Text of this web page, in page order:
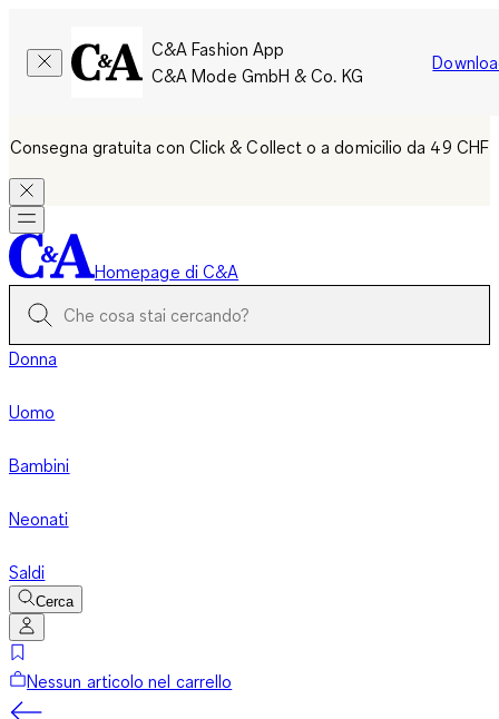
C&A Fashion App
C&A Mode GmbH & Co. KG
Consegna gratuita con Click & Collect o a domicilio da 49 CHF
Homepage di C&A
Donna
Uomo
Bambini
Neonati
Saldi
Cerca
Nessun articolo nel carrello